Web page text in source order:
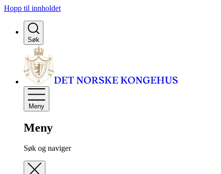
Hopp til innholdet
Søk
Meny
Meny
Søk og naviger